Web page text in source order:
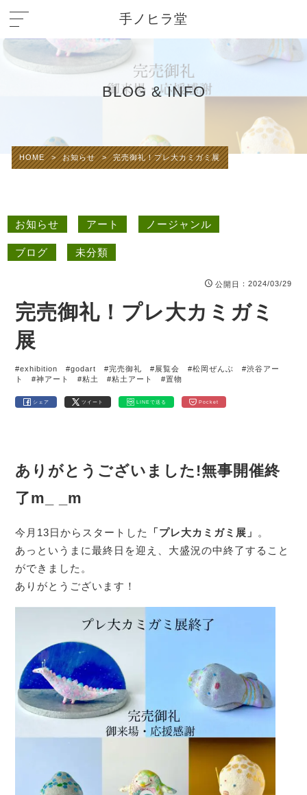
手ノヒラ堂
BLOG & INFO
HOME > お知らせ > 完売御礼！プレ大カミガミ展
お知らせ アート ノージャンル
ブログ 未分類
公開日 ：2024/03/29
完売御礼！プレ大カミガミ
展
#exhibition #godart #完売御礼 #展覧会 #松岡ぜんぶ
#渋谷アー
ト
#神アート #粘土 #粘土アート #置物
シェア ツイート LINEで送る Pocket
ありがとうございました!無事開催終
了m_ _m
今月13日からスタートした 「プレ大カミガミ展」 。
あっというまに最終日を迎え、大盛況の中終了すること
ができました。
ありがとうございます！